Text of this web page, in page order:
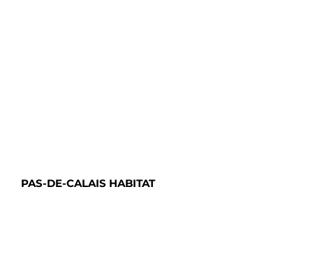
PAS-DE-CALAIS HABITAT